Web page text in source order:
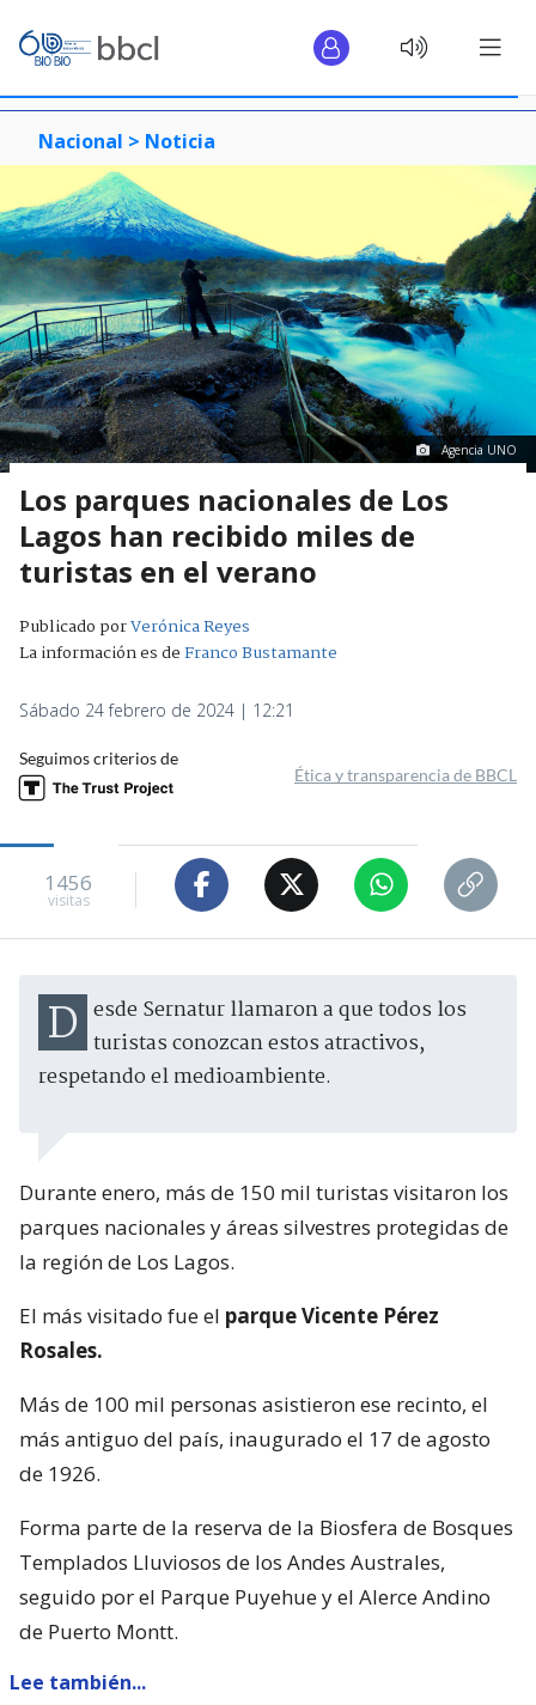
Nacional > Noticia
Agencia UNO
Los parques nacionales de Los
Lagos han recibido miles de
turistas en el verano
Publicado porVerónica Reyes
La información es deFranco Bustamante
Sábado 24 febrero de 2024 | 12:21
Seguimos criterios de
Ética y transparencia de BBCL
1456
visitas
Desde Sernatur llamaron a que todos los turistas conozcan estos atractivos,
respetando el medioambiente.
Durante enero, más de 150 mil turistas visitaron los
parques nacionales y áreas silvestres protegidas de
la región de Los Lagos.
El más visitado fue el parque Vicente Pérez
Rosales.
Más de 100 mil personas asistieron ese recinto, el
más antiguo del país, inaugurado el 17 de agosto
de 1926.
Forma parte de la reserva de la Biosfera de Bosques
Templados Lluviosos de los Andes Australes,
seguido por el Parque Puyehue y el Alerce Andino
de Puerto Montt.
Lee también...